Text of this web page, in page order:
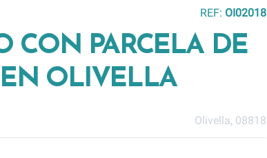
REF: OI02018
CON PARCELA DE
OLIVELLA
Olivella, 08818